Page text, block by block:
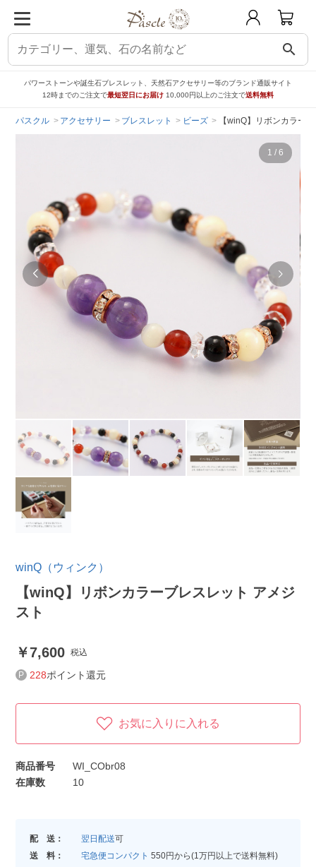
search
パワーストーンや誕生石ブレスレット、天然石アクセサリー等のブランド通販サイト
12時までのご注文で最短翌日にお届け 10,000円以上のご注文で送料無料
パスクル アクセサリー ブレスレット ビーズ 【winQ】リボンカラー
1 / 6
winQ（ウィンク）
【winQ】リボンカラーブレスレット アメジ
スト
7,600 税込
228ポイント還元
お気に入りに入れる
商品番号
WI_CObr08
在庫数
10
配 送： 翌日配送可
送 料：
宅急便コンパクト 550円から(1万円以上で送料無料)